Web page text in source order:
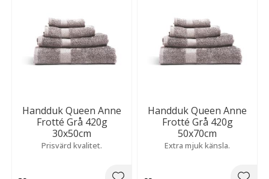
Handduk Queen Anne
Frotté Grå 420g
30x50cm
Prisvärd kvalitet.
Handduk Queen Anne
Frotté Grå 420g
50x70cm
Extra mjuk känsla.